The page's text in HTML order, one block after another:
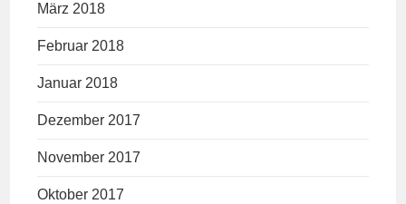
März 2018
Februar 2018
Januar 2018
Dezember 2017
November 2017
Oktober 2017